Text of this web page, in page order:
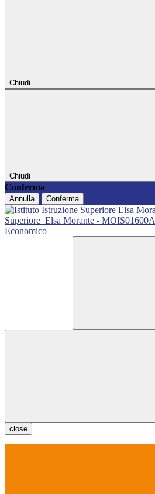
Chiudi
Chiudi
Conferma
Annulla Conferma
Superiore Elsa Morante - MOIS01600A
Economico
close